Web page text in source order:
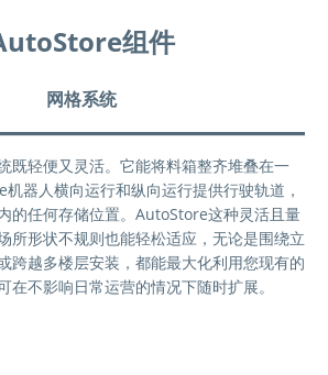
组件
网格系统
既轻便又灵活。它能将料箱整齐堆叠在一
器人横向运行和纵向运行提供行驶轨道，
的任何存储位置。AutoStore这种灵活且量
所形状不规则也能轻松适应，无论是围绕立
跨越多楼层安装，都能最大化利用您现有的
在不影响日常运营的情况下随时扩展。